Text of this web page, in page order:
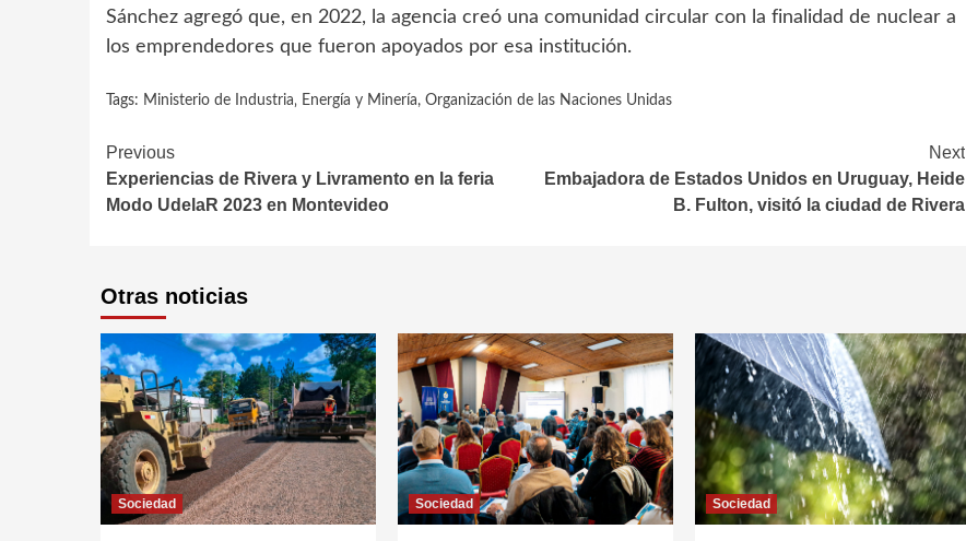
Sánchez agregó que, en 2022, la agencia creó una comunidad circular con la finalidad de nuclear a
los emprendedores que fueron apoyados por esa institución.
Tags: Ministerio de Industria‚ Energía y Minería, Organización de las Naciones Unidas
Continue
Reading
Previous
Experiencias de Rivera y Livramento en la feria
Modo UdelaR 2023 en Montevideo
Next
Embajadora de Estados Unidos en Uruguay, Heide
B. Fulton, visitó la ciudad de Rivera
Otras noticias
Sociedad Sociedad Sociedad